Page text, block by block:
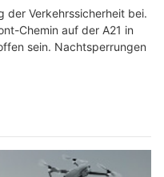
der Verkehrssicherheit bei.
Chemin auf der A21 in
sein. Nachtsperrungen